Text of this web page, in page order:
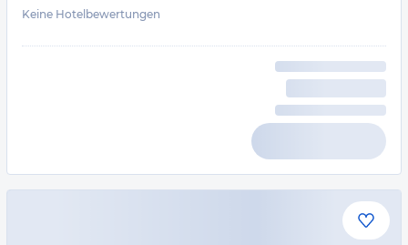
Keine Hotelbewertungen